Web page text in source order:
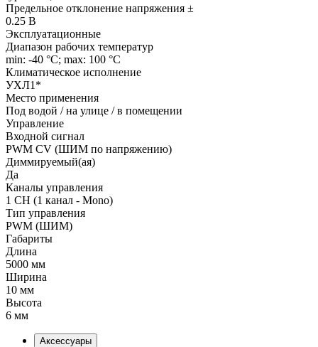
Предельное отклонение напряжения ±
0.25 В
Эксплуатационные
Диапазон рабочих температур
min: -40 °C; max: 100 °C
Климатическое исполнение
УХЛ1*
Место применения
Под водой / на улице / в помещении
Управление
Входной сигнал
PWM СV (ШИМ по напряжению)
Диммируемый(ая)
Да
Каналы управления
1 CH (1 канал - Mono)
Тип управления
PWM (ШИМ)
Габариты
Длина
5000 мм
Ширина
10 мм
Высота
6 мм
Аксессуары